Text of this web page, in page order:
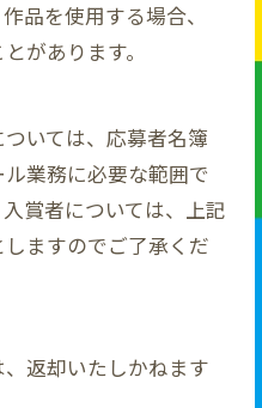
品を使用する場合、
があります。
いては、応募者名簿
業務に必要な範囲で
賞者については、上記
しますのでご了承くだ
返却いたしかねます